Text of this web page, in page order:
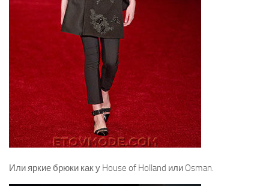
Или яркие брюки как у House of Holland или Osman.